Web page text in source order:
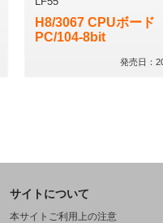
H8/3067 CPUボード
PC/104-8bit
発売日：
サイトについて
本サイトご利用上の注意